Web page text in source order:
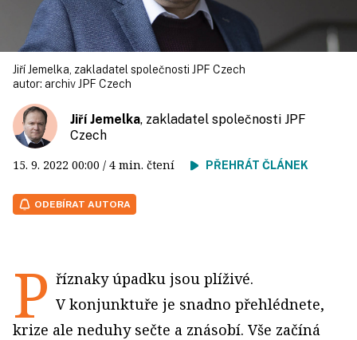
Jiří Jemelka, zakladatel společnosti JPF Czech
autor: archiv JPF Czech
Jiří Jemelka, zakladatel společnosti JPF
Czech
15. 9. 2022 00:00 / 4 min. čtení PŘEHRÁT ČLÁNEK
ODEBÍRAT AUTORA
P říznaky úpadku jsou plíživé.
V konjunktuře je snadno přehlédnete,
krize ale neduhy sečte a znásobí. Vše začíná